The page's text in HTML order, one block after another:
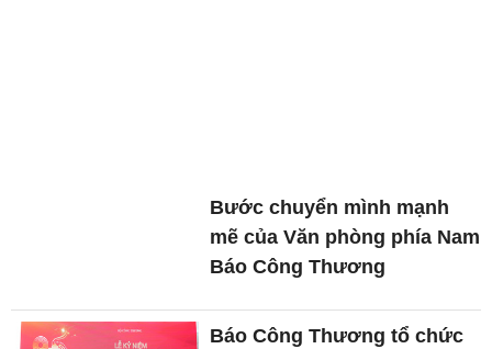
Bước chuyển mình mạnh
mẽ của Văn phòng phía Nam
Báo Công Thương
Báo Công Thương tổ chức